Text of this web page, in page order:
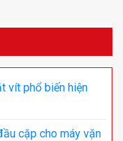
vít phổ biến hiện
cặp cho máy vặn